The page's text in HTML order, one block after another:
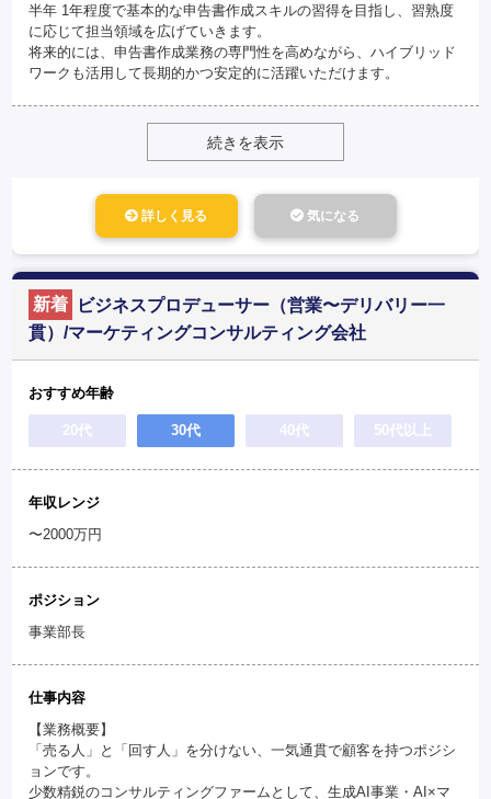
半年 1年程度で基本的な申告書作成スキルの習得を目指し、習熟度
に応じて担当領域を広げていきます。
将来的には、申告書作成業務の専門性を高めながら、ハイブリッド
ワークも活用して長期的かつ安定的に活躍いただけます。
続きを表示
詳しく見る 気になる
新着
ビジネスプロデューサー（営業〜デリバリー一
貫）/マーケティングコンサルティング会社
おすすめ年齢
20代 30代 40代 50代以上
年収レンジ
〜2000万円
ポジション
事業部長
仕事内容
【業務概要】
「売る人」と「回す人」を分けない、一気通貫で顧客を持つポジシ
ョンです。
少数精鋭のコンサルティングファームとして、生成AI事業・AI×マ